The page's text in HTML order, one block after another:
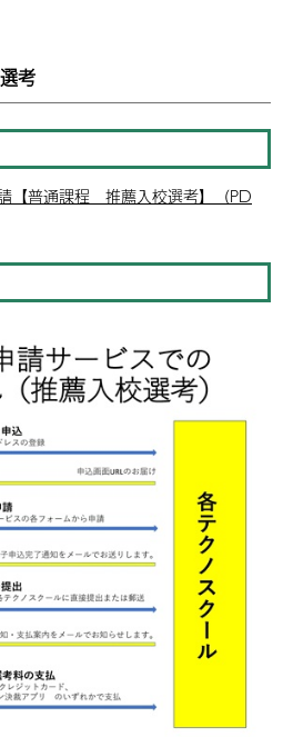
考
【普通課程 推薦入校選考】（PD